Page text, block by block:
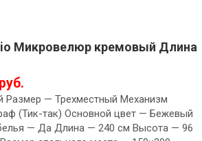
Микровелюр кремовый Длина
Размер — Трехместный Механизм
(Тик-так) Основной цвет — Бежевый
— Да Длина — 240 см Высота — 96